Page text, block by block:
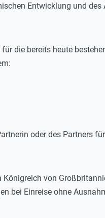
Entwicklung und
die bereits heute
oder des Partners
von
bei Einreise ohne